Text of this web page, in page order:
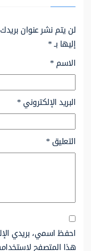
لن يتم نشر عنوان
إليها بـ*
الاسم*
البريد الإلكتروني*
التعليق*
احفظ اسمي، بريدي
هذا المتصفح